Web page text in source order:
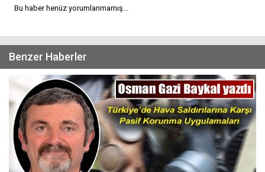
Bu haber henüz yorumlanmamış...
Benzer Haberler